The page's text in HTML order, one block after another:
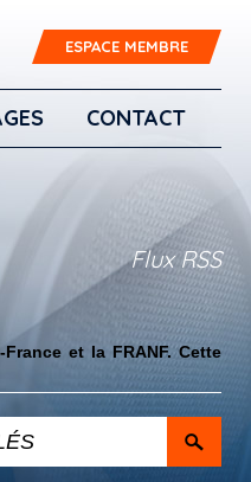
ESPACE MEMBRE
CONTACT
Flux RSS
et la FRANF. Cette